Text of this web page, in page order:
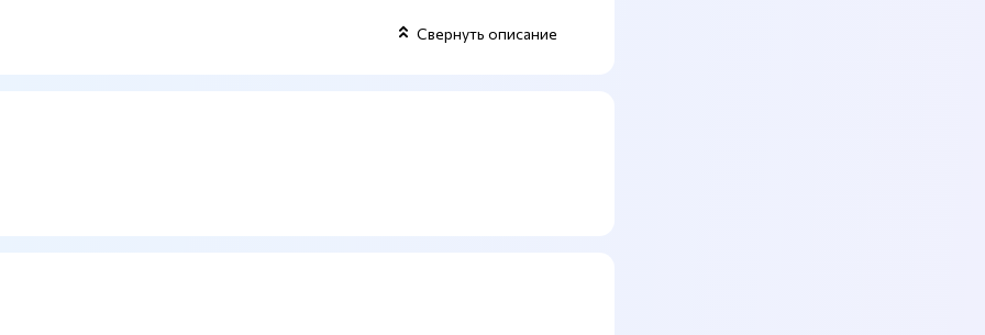
Свернуть описание